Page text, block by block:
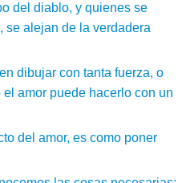
del diablo, y quienes se
se alejan de la verdadera
dibujar con tanta fuerza, o
amor puede hacerlo con un
del amor, es como poner